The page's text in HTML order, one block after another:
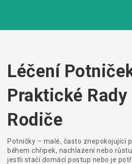
Léčení
Praktické Rady
Rodiče
Potničky – malé, často znepokojující
během chřipek, nachlazení nebo
jestli stačí domácí postup nebo je